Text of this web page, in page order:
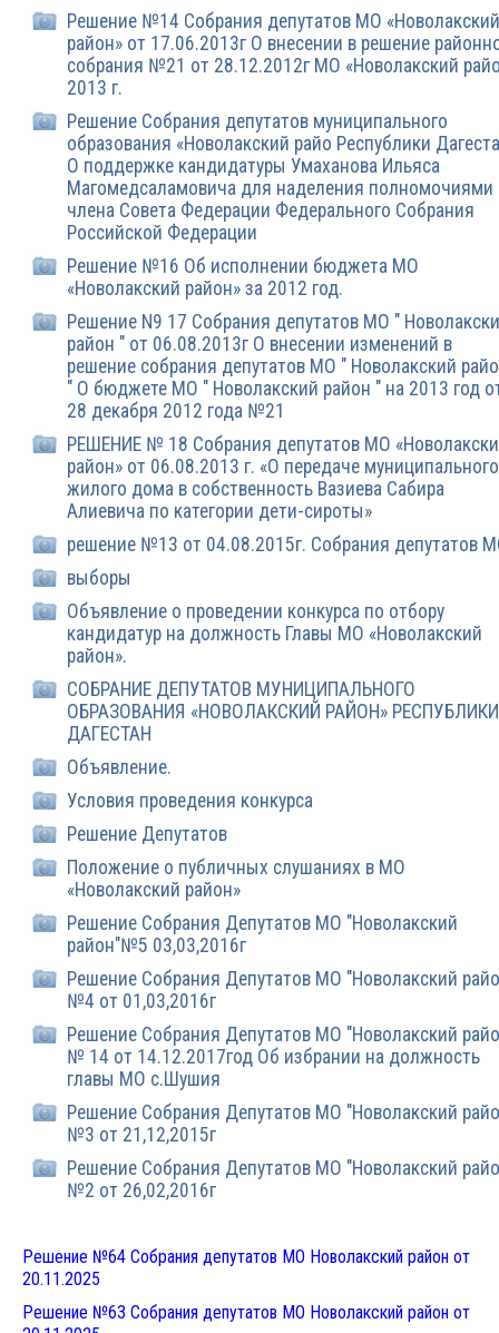
Решение №14 Собрания депутатов МО «Новолакский
район» от 17.06.2013г О внесении в решение
собрания №21 от 28.12.2012г МО «Новолакский
2013 г.
Решение Собрания депутатов муниципального
образования «Новолакский райо Республики
О поддержке кандидатуры Умаханова Ильяса
Магомедсаламовича для наделения полномочиями
члена Совета Федерации Федерального Собрания
Российской Федерации
Решение №16 Об исполнении бюджета МО
«Новолакский район» за 2012 год.
Решение N9 17 Собрания депутатов МО "
район " от 06.08.2013г О внесении изменений в
решение собрания депутатов МО " Новолакский
" О бюджете МО " Новолакский район " на 2013 год
28 декабря 2012 года №21
РЕШЕНИЕ № 18 Собрания депутатов МО
район» от 06.08.2013 г. «О передаче муниципального
жилого дома в собственность Вазиева Сабира
Алиевича по категории дети-сироты»
решение №13 от 04.08.2015г. Собрания депутатов
выборы
Объявление о проведении конкурса по отбору
кандидатур на должность Главы МО «Новолакский
район».
СОБРАНИЕ ДЕПУТАТОВ МУНИЦИПАЛЬНОГО
ОБРАЗОВАНИЯ «НОВОЛАКСКИЙ РАЙОН» РЕСПУБЛИКИ
ДАГЕСТАН
Объявление.
Условия проведения конкурса
Решение Депутатов
Положение о публичных слушаниях в МО
«Новолакский район»
Решение Собрания Депутатов МО "Новолакский
район"№5 03,03,2016г
Решение Собрания Депутатов МО "Новолакский
№4 от 01,03,2016г
Решение Собрания Депутатов МО "Новолакский
№ 14 от 14.12.2017год Об избрании на должность
главы МО с.Шушия
Решение Собрания Депутатов МО "Новолакский
№3 от 21,12,2015г
Решение Собрания Депутатов МО "Новолакский
№2 от 26,02,2016г
Решение №64 Собрания депутатов МО Новолакский район от
20.11.2025
Решение №63 Собрания депутатов МО Новолакский район от